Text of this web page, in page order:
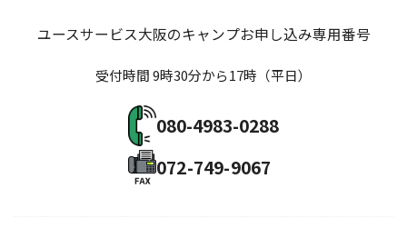
ユースサービス大阪のキャンプお申し込み専用番号
受付時間 9時30分から17時（平日）
080-4983-0288
072-749-9067